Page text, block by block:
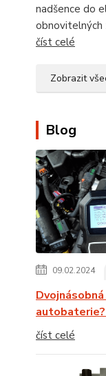
nadšence do
obnovitelných
číst celé
Zobrazit
Blog
09.02.2024
číst celé